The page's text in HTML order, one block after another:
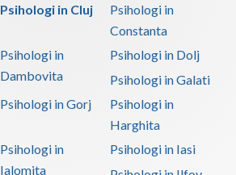
Psihologi in Cluj
Psihologi in
Constanta
Psihologi in
Dambovita
Psihologi in Dolj
Psihologi in Galati
Psihologi in Gorj
Psihologi in
Harghita
Psihologi in
Ialomita
Psihologi in Iasi